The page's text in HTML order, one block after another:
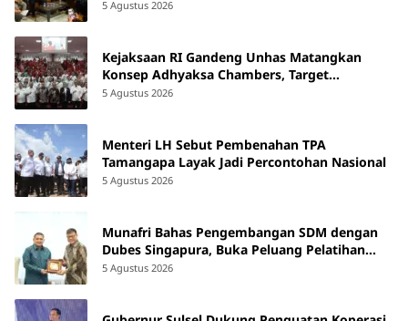
5 Agustus 2026
Kejaksaan RI Gandeng Unhas Matangkan
Konsep Adhyaksa Chambers, Target
Beroperasi 2027
5 Agustus 2026
Menteri LH Sebut Pembenahan TPA
Tamangapa Layak Jadi Percontohan Nasional
5 Agustus 2026
Munafri Bahas Pengembangan SDM dengan
Dubes Singapura, Buka Peluang Pelatihan
bagi ASN hingga Masyarakat
5 Agustus 2026